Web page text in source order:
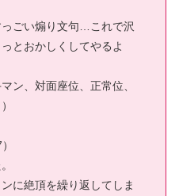
ごい煽り文句…これで沢
とおかしくしてやるよ
ン、対面座位、正常位、
に絶頂を繰り返してしま